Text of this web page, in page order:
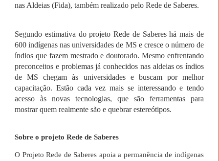
nas Aldeias (Fida), também realizado pelo Rede de Saberes.
Segundo estimativa do projeto Rede de Saberes há mais de
600 indígenas nas universidades de MS e cresce o número de
índios que fazem mestrado e doutorado.Mesmo enfrentando
preconceitos e problemas já conhecidos nas aldeias os índios
de MS chegam às universidades e buscam por melhor
capacitação. Estão cada vez mais se interessando e tendo
acesso às novas tecnologias, que são ferramentas para
mostrar quem realmente são e quebrar estereótipos.
Sobre o projeto Rede de Saberes
O Projeto Rede de Saberes apoia a permanência de indígenas